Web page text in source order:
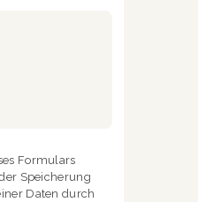
Formulars
Speicherung
Daten durch